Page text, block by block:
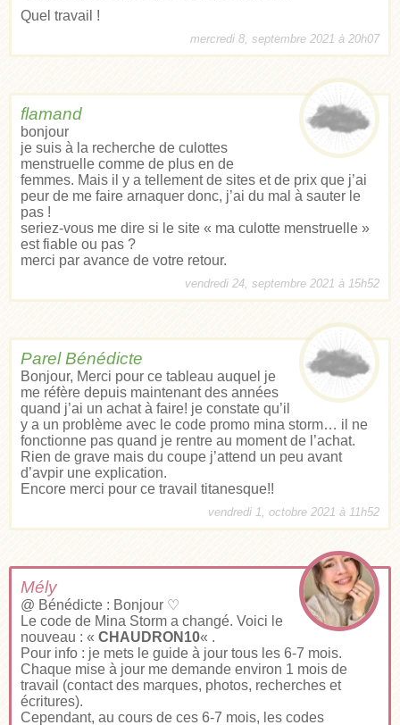
Quel travail !
mercredi 8, septembre 2021 à 20h07
flamand
bonjour
je suis à la recherche de culottes
menstruelle comme de plus en de
femmes. Mais il y a tellement de sites et de prix que j’ai
peur de me faire arnaquer donc, j’ai du mal à sauter le
pas !
seriez-vous me dire si le site « ma culotte menstruelle »
est fiable ou pas ?
merci par avance de votre retour.
vendredi 24, septembre 2021 à 15h52
Parel Bénédicte
Bonjour, Merci pour ce tableau auquel je
me réfère depuis maintenant des années
quand j’ai un achat à faire! je constate qu’il
y a un problème avec le code promo mina storm… il ne
fonctionne pas quand je rentre au moment de l’achat.
Rien de grave mais du coupe j’attend un peu avant
d’avpir une explication.
Encore merci pour ce travail titanesque!!
vendredi 1, octobre 2021 à 11h52
Mély
@ Bénédicte : Bonjour ♡
Le code de Mina Storm a changé. Voici le
nouveau : « CHAUDRON10« .
Pour info : je mets le guide à jour tous les 6-7 mois.
Chaque mise à jour me demande environ 1 mois de
travail (contact des marques, photos, recherches et
écritures).
Cependant, au cours de ces 6-7 mois, les codes